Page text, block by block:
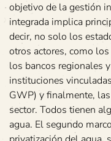
objetivo de la gestión
integrada implica
decir, no solo los
otros actores, como
los bancos regionales
instituciones
GWP) y finalmente,
sector. Todos tienen
agua. El segundo